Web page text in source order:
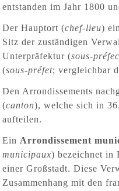
entstanden im Jahr 1800
Der Hauptort (chef-lieu)
Sitz der zuständigen
Unterpräfektur (sous-
(sous-préfet; vergleichbar
Den Arrondissements
(canton), welche sich in
aufteilen.
EinArrondissement
municipaux) bezeichnet in
einer Großstadt. Diese
Zusammenhang mit den